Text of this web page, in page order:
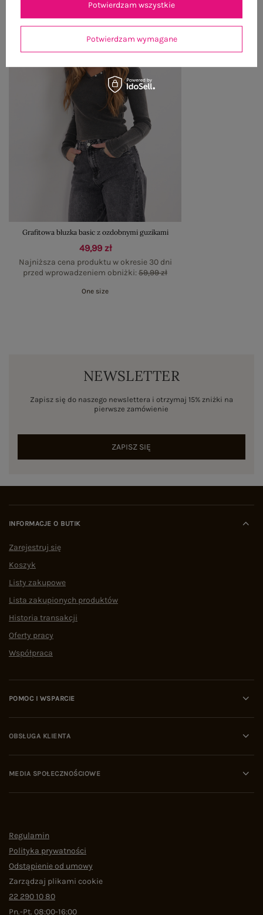
Grafitowa bluzka basic z ozdobnymi guzikami
49,99 zł
Najniższa cena produktu w okresie 30 dni
przed wprowadzeniem obniżki:59,99 zł
One size
NEWSLETTER
Zapisz się do naszego newslettera i otrzymaj 15% zniżki na
pierwsze zamówienie
ZAPISZ SIĘ
INFORMACJE O BUTIK
Zarejestruj się
Koszyk
Listy zakupowe
Lista zakupionych produktów
Historia transakcji
Oferty pracy
Współpraca
POMOC I WSPARCIE
OBSŁUGA KLIENTA
MEDIA SPOŁECZNOŚCIOWE
Regulamin
Polityka prywatności
Odstąpienie od umowy
Zarządzaj plikami cookie
22 290 10 80
Pn.-Pt. 08:00-16:00
Potwierdzam wymagane
Potwierdzam wszystkie